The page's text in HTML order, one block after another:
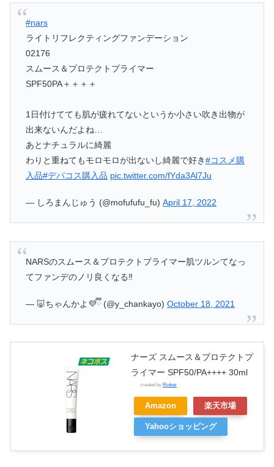
#nars
ライトリフレクティングファンデーション
02176
スムース＆プロテクトプライマー
SPF50PA＋＋＋＋
1日付けてても肌が疲れてないというか小さい吹き出物が
出来ないんだよね…
あとナチュラルに綺麗
わりと重ねてもモロモロが出ないし綺麗で好き#コスメ購
入品#デパコス購入品 pic.twitter.com/fYda3Al7Ju
— しろまんじゅう (@mofufufu_fu)April 17, 2022
NARSのスムース＆プロテクトプライマー肌ツルンてなっ
てファンデのノリ良くなる‼️
— 🐷ちゃんかよ💜ྀི (@y_chankayo)October 18, 2021
ナーズ スムース＆プロテクトプ
ライマー SPF50/PA++++ 30ml
created by Rinker
Amazon 楽天市場
Yahooショッピング